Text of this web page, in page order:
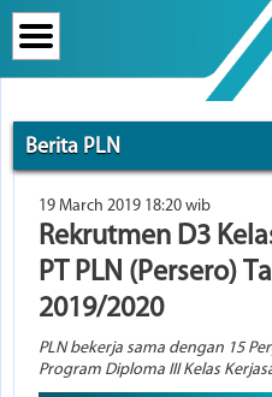
Berita PLN
19 March 2019 18:20 wib
Rekrutmen D3
PT PLN (Persero)
2019/2020
PLN bekerja sama dengan 15
Program Diploma III Kelas